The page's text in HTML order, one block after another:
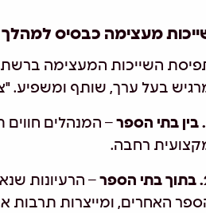
מעצימה כבסיס למהלך
השייכות המעצימה ברשת
בעל ערך, שותף ומשפיע.
– המנהלים
רחבה.
– הרעיונות
האחרים, ומייצרות תרבות